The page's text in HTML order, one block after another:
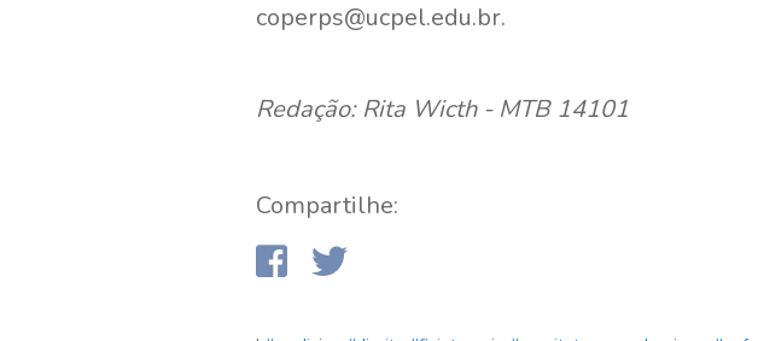
coperps@ucpel.edu.br.
Redação: Rita Wicth - MTB 14101
Compartilhe: